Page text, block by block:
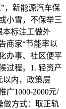
，新能源汽车保
小雪，不保举三
本标注工做外
商家“节能率以
办事、社区便平
过程。1. 轻资产
以内，政策层
广1000-2000元/
做方式：取正轨